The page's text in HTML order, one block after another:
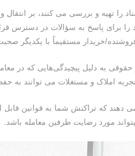
را تهیه و بررسی می کنند، بر
را برای پاسخ به سؤالات در دسترس
خریدار مستقیماً با یکدیگر
به دلیل پیچیدگی‌هایی که در
املاک و مستغلات می توانند به
می دهند که تراکنش شما به قوانین
مورد رضایت طرفین معامله باشد.